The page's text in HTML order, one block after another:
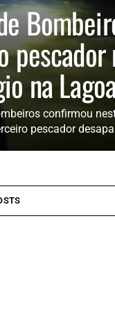
na
confirmou
pescador